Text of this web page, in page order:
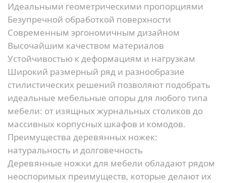
Идеальными геометрическими пропорциями
Безупречной обработкой поверхности
Современным эргономичным дизайном
Высочайшим качеством материалов
Устойчивостью к деформациям и нагрузкам
Широкий размерный ряд и разнообразие
стилистических решений позволяют подобрать
идеальные мебельные опоры для любого типа
мебели: от изящных журнальных столиков до
массивных корпусных шкафов и комодов.
Преимущества деревянных ножек:
натуральность и долговечность
Деревянные ножки для мебели обладают рядом
неоспоримых преимуществ, которые делают их